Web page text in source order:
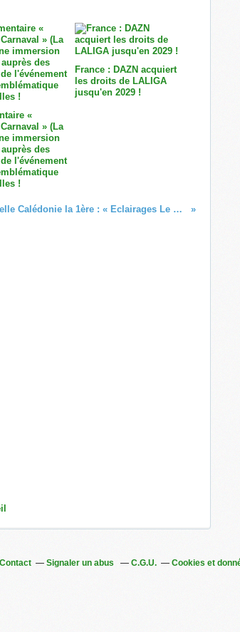
«
» (La
immersion
des
l'événement
!
France : DAZN acquiert
les droits de LALIGA
jusqu'en 2029 !
Nouvelle Calédonie la 1ère : « Eclairages Le Mag » suivi d'« Eclairages la suite »
Contact Signaler un abus C.G.U. Cookies et